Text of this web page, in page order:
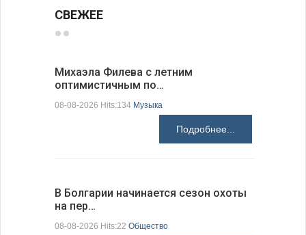
СВЕЖЕЕ
Михаэла Филева с летним
оптимистичным по…
08-08-2026 Hits:134 Музыка
Подробнее...
В Болгарии начинается сезон охоты
на пер…
08-08-2026 Hits:22 Общество